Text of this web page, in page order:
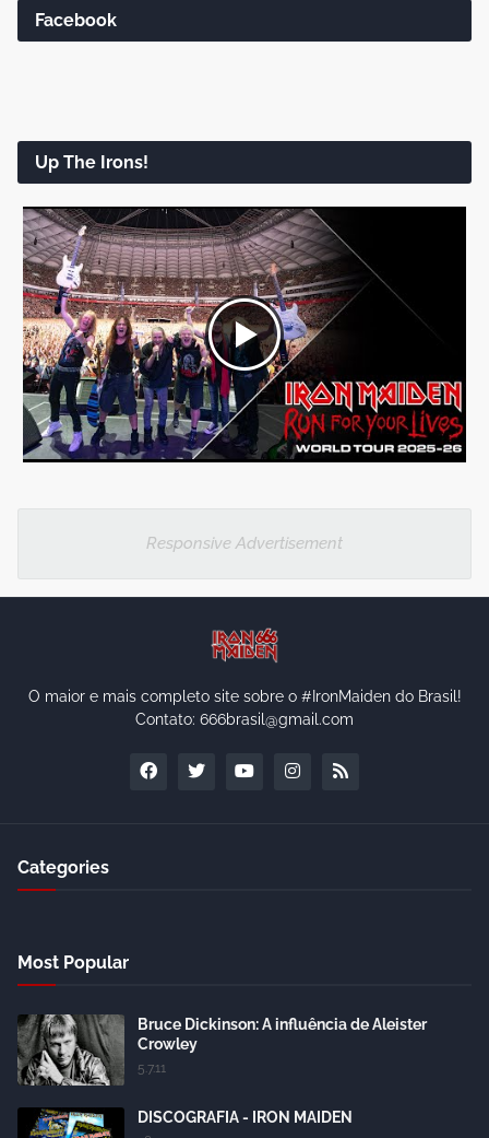
Facebook
Up The Irons!
Responsive Advertisement
O maior e mais completo site sobre o #IronMaiden do Brasil!
Contato: 666brasil@gmail.com
Categories
Most Popular
Bruce Dickinson: A influência de Aleister
Crowley
5.7.11
DISCOGRAFIA - IRON MAIDEN